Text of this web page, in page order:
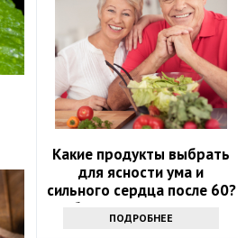
Какие продукты выбрать
для ясности ума и
сильного сердца после 60?
Обратите внимание на
этот список
ПОДРОБНЕЕ